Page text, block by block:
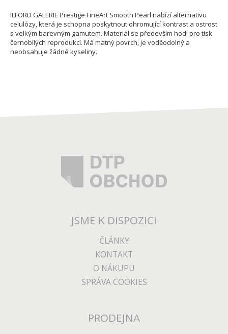
ILFORD GALERIE Prestige FineArt Smooth Pearl nabízí alternativu
celulózy, která je schopna poskytnout ohromující kontrast a ostrost
s velkým barevným gamutem. Materiál se především hodí pro tisk
černobílých reprodukcí. Má matný povrch, je voděodolný a
neobsahuje žádné kyseliny.
JSME K DISPOZICI
ČLÁNKY
KONTAKT
O NÁKUPU
SPRÁVA COOKIES
PRODEJNA